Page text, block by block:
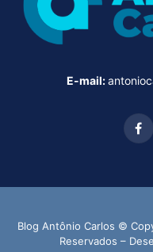
E-mail:
Blog Antônio Carlos ©
Reservados –